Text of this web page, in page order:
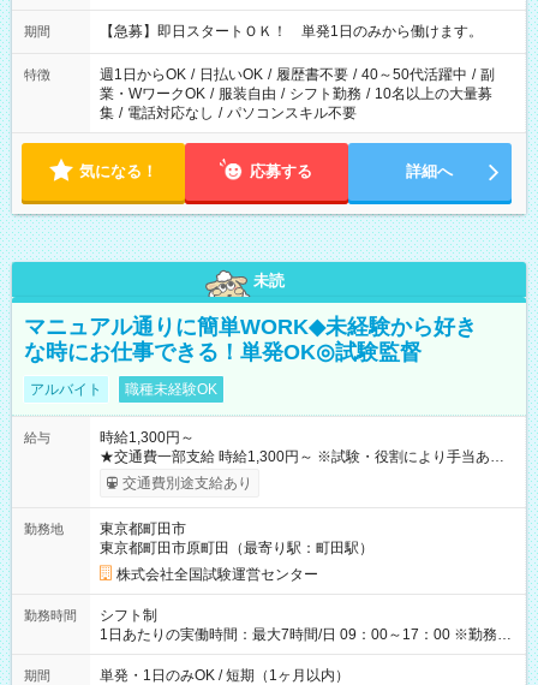
・13：00～22：00 ・22：00～翌6：00 など
期間 【急募】即日スタートＯＫ！ 単発1日のみから働けます。
特徴 週1日からOK / 日払いOK / 履歴書不要 / 40～50代活躍中 / 副
業・WワークOK / 服装自由 / シフト勤務 / 10名以上の大量募
集 / 電話対応なし / パソコンスキル不要
気になる！ 応募する 詳細へ
未読
マニュアル通りに簡単WORK◆未経験から好き
な時にお仕事できる！単発OK◎試験監督
アルバイト 職種未経験OK
給与
時給1,300円～
★交通費一部支給 時給1,300円～ ※試験・役割により手当あり
※勤務回数により昇給あり 【即給（前払い）オプションあ
り！】 希望される場合、勤務から1週間ほどで給与の一部を受け
例】 ・河合塾模擬試験 8:30～17:30（休憩1時間） 時給1,300円
×8時間＝日収10,400円＋交通費 ※当日の役割により時給＋100
円の場合あり ・国家試験 7:00～13:30（休憩なし） 時給1,300
円（役割手当＋100円）×6時間＝日収8,400円＋交通費 【試用期
間】試用期間なし
交通費別途支給あり
勤務地
東京都町田市
東京都町田市原町田（最寄り駅：町田駅）
株式会社全国試験運営センター
勤務時間
シフト制
1日あたりの実働時間：最大7時間/日 09：00～17：00 ※勤務時
間は 試験により異なります。
期間 単発・1日のみOK / 短期（1ヶ月以内）